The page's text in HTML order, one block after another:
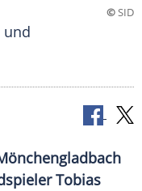
©SID
und
Tobias